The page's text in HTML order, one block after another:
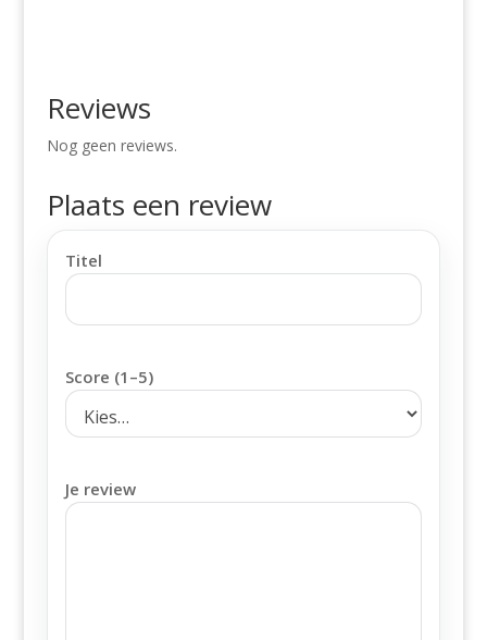
Reviews
Nog geen reviews.
Plaats een review
Titel
Score (1–5)
Je review